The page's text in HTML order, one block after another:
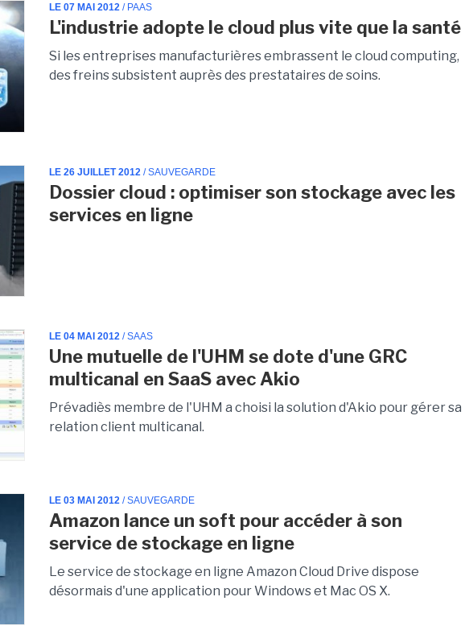
LE 07 MAI 2012 / PAAS
L'industrie adopte le cloud plus vite que la santé
Si les entreprises manufacturières embrassent le cloud computing,
des freins subsistent auprès des prestataires de soins.
LE 26 JUILLET 2012 / SAUVEGARDE
Dossier cloud : optimiser son stockage avec les
services en ligne
LE 04 MAI 2012 / SAAS
Une mutuelle de l'UHM se dote d'une GRC
multicanal en SaaS avec Akio
Prévadiès membre de l'UHM a choisi la solution d'Akio pour gérer sa
relation client multicanal.
LE 03 MAI 2012 / SAUVEGARDE
Amazon lance un soft pour accéder à son
service de stockage en ligne
Le service de stockage en ligne Amazon Cloud Drive dispose
désormais d'une application pour Windows et Mac OS X.